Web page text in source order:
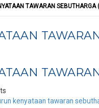
TAWARAN
kenyataan tawaran